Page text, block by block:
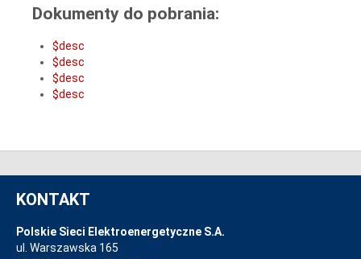
Dokumenty do pobrania:
$desc
$desc
$desc
$desc
KONTAKT
Polskie Sieci Elektroenergetyczne S.A.
ul. Warszawska 165